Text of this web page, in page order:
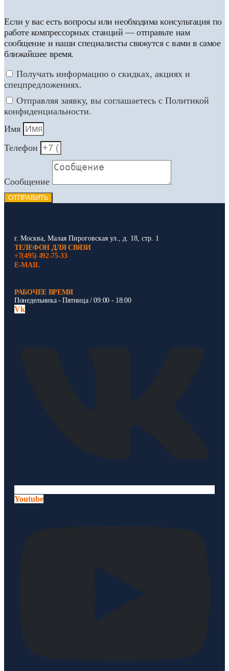
Если у вас есть вопросы или необходима консультация по
работе компрессорных станций — отправьте нам
сообщение и наши специалисты свяжутся с вами в самое
ближайшее время.
Получать информацию о скидках, акциях и
спецпредложениях.
Отправляя заявку, вы соглашаетесь с Политикой
конфиденциальности.
Имя
Телефон
Сообщение
ОТПРАВИТЬ
г. Москва, Малая Пироговская ул., д. 18, стр. 1
ТЕЛЕФОН ДЛЯ СВЯЗИ
+7(495) 492-75-33
E-MAIL
РАБОЧЕЕ ВРЕМЯ
Понедельника - Пятница / 09:00 - 18:00
Vk
Youtube